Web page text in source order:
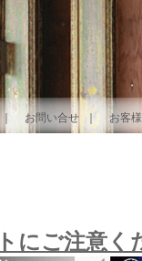
お問い合せ お客
にご注意く